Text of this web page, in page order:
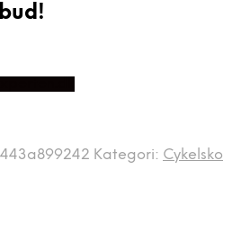
Kategori: Cykelsko